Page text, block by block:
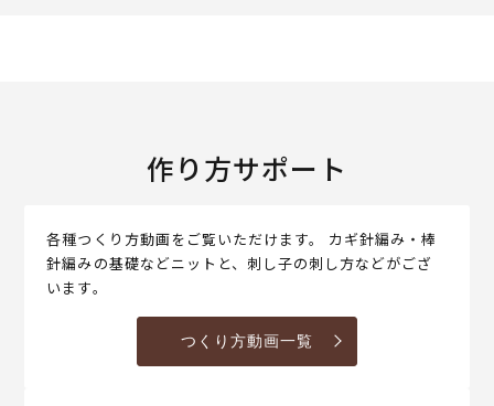
作り方サポート
各種つくり方動画をご覧いただけます。 カギ針編み・棒
針編みの基礎などニットと、刺し子の刺し方などがござ
います。
つくり方動画一覧